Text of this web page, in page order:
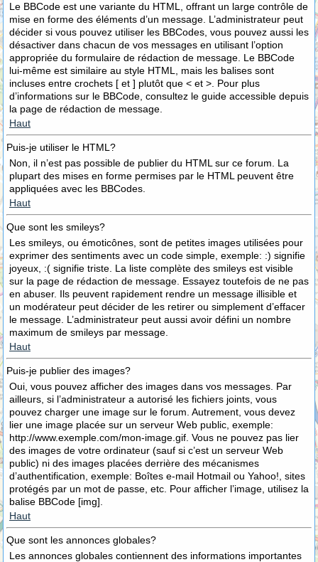
Le BBCode est une variante du HTML, offrant un large contrôle de
mise en forme des éléments d’un message. L’administrateur peut
décider si vous pouvez utiliser les BBCodes, vous pouvez aussi les
désactiver dans chacun de vos messages en utilisant l’option
appropriée du formulaire de rédaction de message. Le BBCode
lui-même est similaire au style HTML, mais les balises sont
incluses entre crochets [ et ] plutôt que < et >. Pour plus
d’informations sur le BBCode, consultez le guide accessible depuis
la page de rédaction de message.
Haut
Puis-je utiliser le HTML?
Non, il n’est pas possible de publier du HTML sur ce forum. La
plupart des mises en forme permises par le HTML peuvent être
appliquées avec les BBCodes.
Haut
Que sont les smileys?
Les smileys, ou émoticônes, sont de petites images utilisées pour
exprimer des sentiments avec un code simple, exemple: :) signifie
joyeux, :( signifie triste. La liste complète des smileys est visible
sur la page de rédaction de message. Essayez toutefois de ne pas
en abuser. Ils peuvent rapidement rendre un message illisible et
un modérateur peut décider de les retirer ou simplement d’effacer
le message. L’administrateur peut aussi avoir défini un nombre
maximum de smileys par message.
Haut
Puis-je publier des images?
Oui, vous pouvez afficher des images dans vos messages. Par
ailleurs, si l’administrateur a autorisé les fichiers joints, vous
pouvez charger une image sur le forum. Autrement, vous devez
lier une image placée sur un serveur Web public, exemple:
http://www.exemple.com/mon-image.gif. Vous ne pouvez pas lier
des images de votre ordinateur (sauf si c’est un serveur Web
public) ni des images placées derrière des mécanismes
d’authentification, exemple: Boîtes e-mail Hotmail ou Yahoo!, sites
protégés par un mot de passe, etc. Pour afficher l’image, utilisez la
balise BBCode [img].
Haut
Que sont les annonces globales?
Les annonces globales contiennent des informations importantes